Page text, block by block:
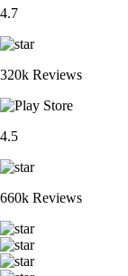
4.7
320k Reviews
4.5
660k Reviews